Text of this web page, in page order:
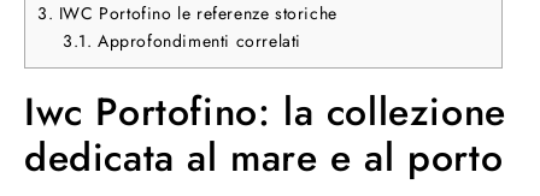
3. IWC Portofino le referenze storiche
3.1. Approfondimenti correlati
Iwc Portofino: la collezione
dedicata al mare e al porto